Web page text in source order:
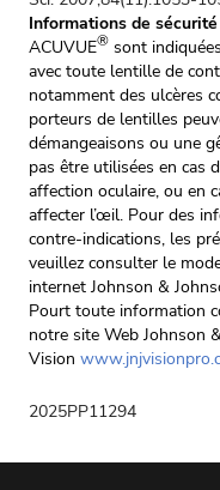
Informations de
ACUVUE® sont
avec toute lentille de
notamment des ulcères
porteurs de lentilles
démangeaisons ou une
pas être utilisées en cas
affection oculaire, ou en
affecter l’œil. Pour des
contre-indications, les
veuillez consulter le
internet Johnson &
Pourt toute information
notre site Web Johnson
Vision
2025PP11294